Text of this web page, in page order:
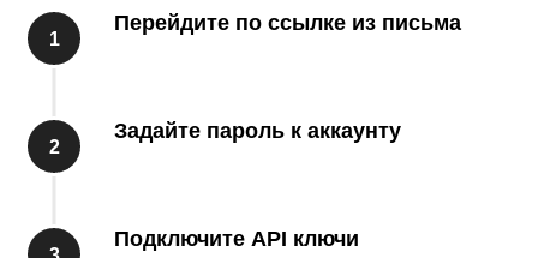
Перейдите по ссылке из письма
Задайте пароль к аккаунту
Подключите API ключи